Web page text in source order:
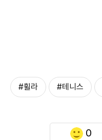
#휠라 #테니스
0